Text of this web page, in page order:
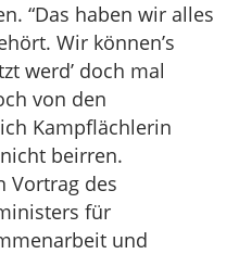
“Das haben wir alles
Wir können’s
werd’ doch mal
von den
Kampflächlerin
beirren.
Vortrag des
für
und